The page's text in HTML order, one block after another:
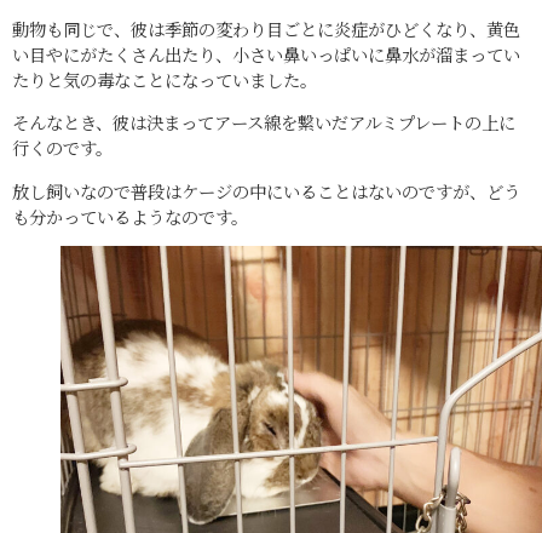
動物も同じで、彼は季節の変わり目ごとに炎症がひどくなり、黄色
い目やにがたくさん出たり、小さい鼻いっぱいに鼻水が溜まってい
たりと気の毒なことになっていました。
そんなとき、彼は決まってアース線を繋いだアルミプレートの上に
行くのです。
放し飼いなので普段はケージの中にいることはないのですが、どう
も分かっているようなのです。